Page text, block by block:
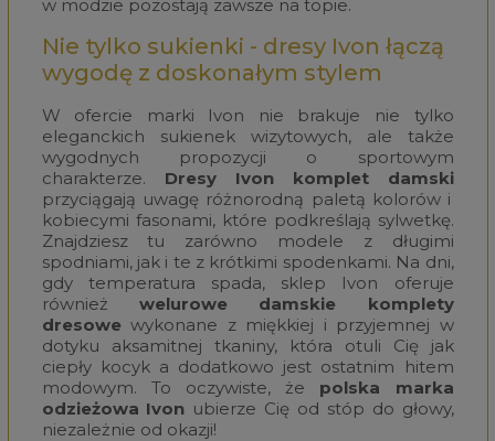
w modzie pozostają zawsze na topie.
Nie tylko sukienki - dresy Ivon łączą
wygodę z doskonałym stylem
W ofercie marki Ivon nie brakuje nie tylko
eleganckich sukienek wizytowych, ale także
wygodnych propozycji o sportowym
charakterze. Dresy Ivon komplet damski
przyciągają uwagę różnorodną paletą kolorów i
kobiecymi fasonami, które podkreślają sylwetkę.
Znajdziesz tu zarówno modele z długimi
spodniami, jak i te z krótkimi spodenkami. Na dni,
gdy temperatura spada, sklep Ivon oferuje
również welurowe damskie komplety
dresowewykonane z miękkiej i przyjemnej w
dotyku aksamitnej tkaniny, która otuli Cię jak
ciepły kocyk a dodatkowo jest ostatnim hitem
modowym. To oczywiste, że polska marka
odzieżowa Ivon ubierze Cię od stóp do głowy,
niezależnie od okazji!